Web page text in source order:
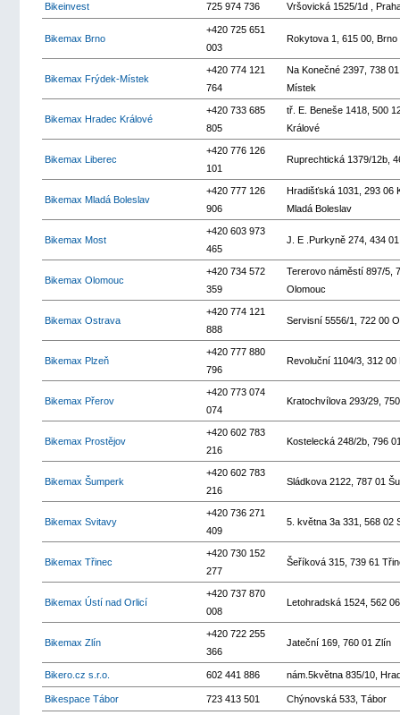
Bikeinvest 725 974 736 Vršovická 1525/1d ,
Bikemax Brno
+420 725 651
003
Rokytova 1, 615 00, Brno
Bikemax Frýdek-Místek
+420 774 121
764
Na Konečné 2397, 738
Místek
Bikemax Hradec Králové
+420 733 685
805
tř. E. Beneše 1418, 500
Králové
Bikemax Liberec
+420 776 126
101
Ruprechtická 1379/12b,
Bikemax Mladá Boleslav
+420 777 126
906
Hradišťská 1031, 293 06
Mladá Boleslav
Bikemax Most
+420 603 973
465
J. E .Purkyně 274, 434
Bikemax Olomouc
+420 734 572
359
Tererovo náměstí 897/5,
Olomouc
Bikemax Ostrava
+420 774 121
888
Servisní 5556/1, 722 00
Bikemax Plzeň
+420 777 880
796
Revoluční 1104/3, 312 00
Bikemax Přerov
+420 773 074
074
Kratochvílova 293/29,
Bikemax Prostějov
+420 602 783
216
Kostelecká 248/2b, 796
Bikemax Šumperk
+420 602 783
216
Sládkova 2122, 787 01
Bikemax Svitavy
+420 736 271
409
5. května 3a 331, 568 02
Bikemax Třinec
+420 730 152
277
Šeříková 315, 739 61
Bikemax Ústí nad Orlicí
+420 737 870
008
Letohradská 1524, 562
Bikemax Zlín
+420 722 255
366
Jateční 169, 760 01 Zlín
Bikero.cz s.r.o. 602 441 886 nám.5května 835/10,
Bikespace Tábor 723 413 501 Chýnovská 533, Tábor